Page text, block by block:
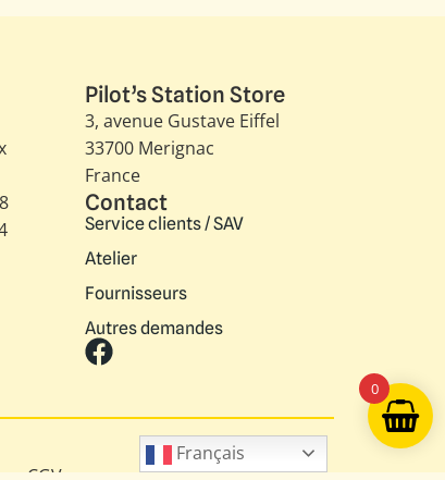
TC9010
Sous-verres Instruments T-
29.70€/CEE
24.75€/HORS CEE
Ajouter au panier
Français
0